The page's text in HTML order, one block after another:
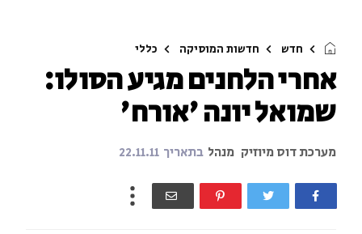
חדש חדשות המוסיקה כללי
אחרי הלחנים מגיע הסולו:
שמואל יונה 'אורח'
מערכת דוס מיוזיק מנהל בתאריך 22.11.11